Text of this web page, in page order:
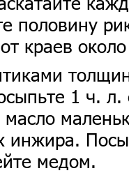
половину
краев
1 ч. л.
инжира.
медом.